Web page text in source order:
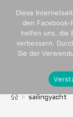
springen
> sailingyacht
Diese
den Facebook-
helfen uns, die
verbessern.
Sie der